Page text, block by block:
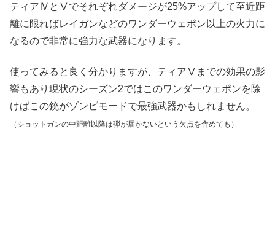
ティアⅣとⅤでそれぞれダメージが25%アップして至近距
離に限ればレイガンなどのワンダーウェポン以上の火力に
なるので非常に強力な武器になります。
使ってみると良く分かりますが、ティアⅤまでの効果の影
響もあり現状のシーズン2ではこのワンダーウェポンを除
けばこの銃がゾンビモードで最強武器かもしれません。
（ショットガンの中距離以降は弾が届かないという欠点を含めても）